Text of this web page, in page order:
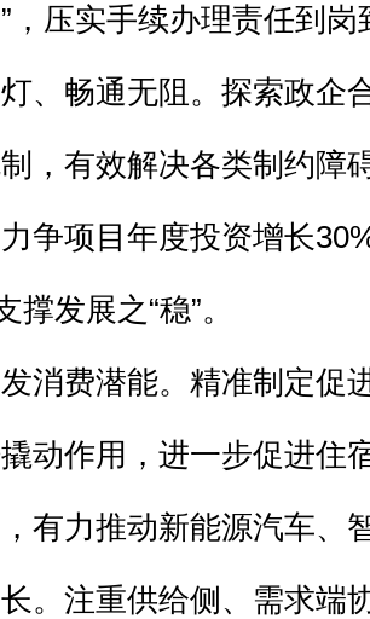
，压实手续办理责任到
、畅通无阻。探索政企
，有效解决各类制约障
争项目年度投资增长
撑发展之“稳”。
消费潜能。精准制定促
动作用，进一步促进住
有力推动新能源汽车、
。注重供给侧、需求端